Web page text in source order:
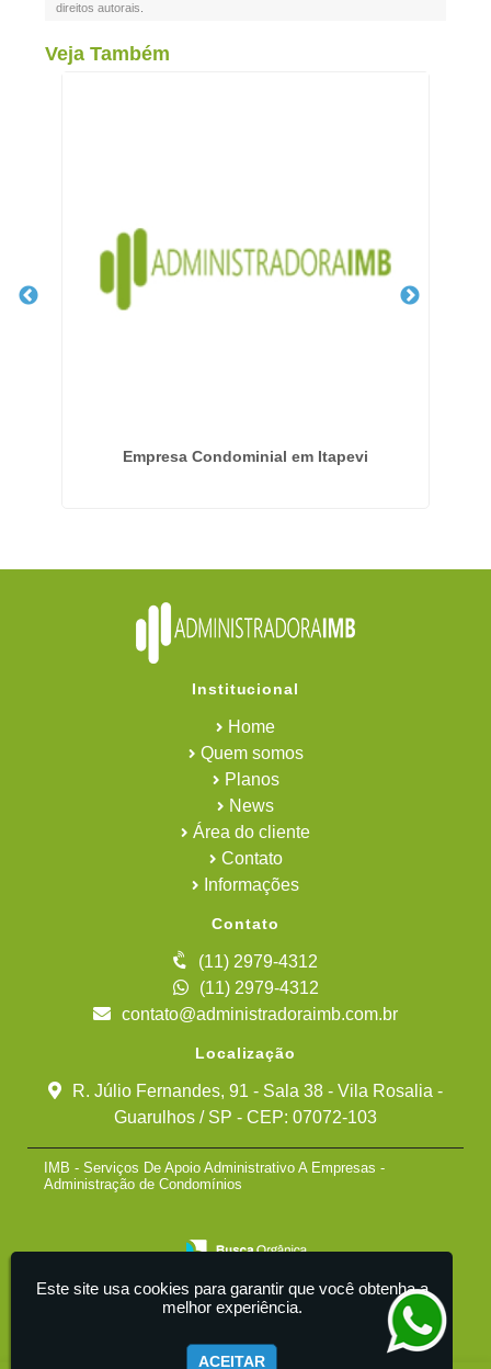
direitos autorais
Veja Também
Empresa Condominial em Itapevi
Institucional
Home
Quem somos
Planos
News
Área do cliente
Contato
Informações
Contato
(11) 2979-4312
(11) 2979-4312
contato@administradoraimb.com.br
Localização
R. Júlio Fernandes, 91 - Sala 38 - Vila Rosalia -
Guarulhos / SP - CEP: 07072-103
IMB - Serviços De Apoio Administrativo A Empresas -
Administração de Condomínios
Este site usa cookies para garantir que você obtenha a
melhor experiência.
ACEITAR